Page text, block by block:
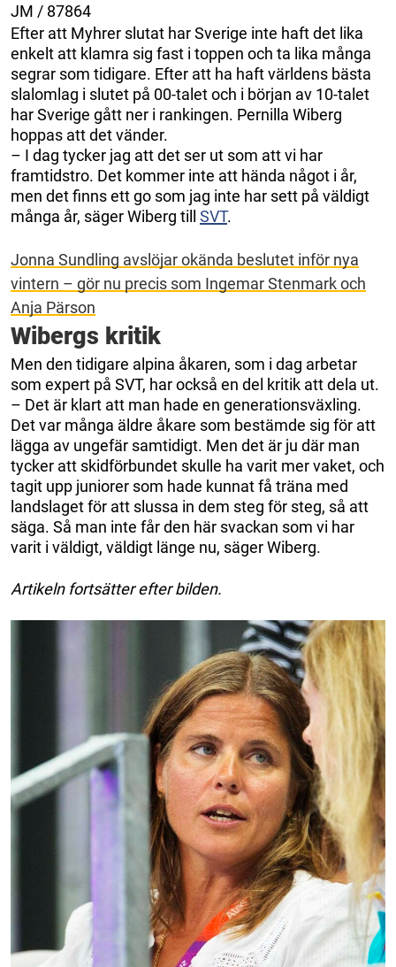
JM / 87864
Efter att Myhrer slutat har Sverige inte haft det lika
enkelt att klamra sig fast i toppen och ta lika många
segrar som tidigare. Efter att ha haft världens bästa
slalomlag i slutet på 00-talet och i början av 10-talet
har Sverige gått ner i rankingen. Pernilla Wiberg
hoppas att det vänder.
– I dag tycker jag att det ser ut som att vi har
framtidstro. Det kommer inte att hända något i år,
men det finns ett go som jag inte har sett på väldigt
många år, säger Wiberg till SVT.
Jonna Sundling avslöjar okända beslutet inför nya
vintern – gör nu precis som Ingemar Stenmark och
Anja Pärson
Wibergs kritik
Men den tidigare alpina åkaren, som i dag arbetar
som expert på SVT, har också en del kritik att dela ut.
– Det är klart att man hade en generationsväxling.
Det var många äldre åkare som bestämde sig för att
lägga av ungefär samtidigt. Men det är ju där man
tycker att skidförbundet skulle ha varit mer vaket, och
tagit upp juniorer som hade kunnat få träna med
landslaget för att slussa in dem steg för steg, så att
säga. Så man inte får den här svackan som vi har
varit i väldigt, väldigt länge nu, säger Wiberg.
Artikeln fortsätter efter bilden.